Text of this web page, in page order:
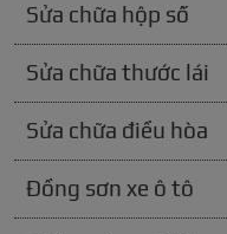
Sửa chữa hộp số
Sửa chữa thước lái
Sửa chữa điều hòa
Đồng sơn xe ô tô